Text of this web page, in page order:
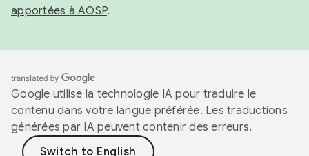
apportées à AOSP.
Google utilise la technologie IA pour traduire le
contenu dans votre langue préférée. Les traductions
générées par IA peuvent contenir des erreurs.